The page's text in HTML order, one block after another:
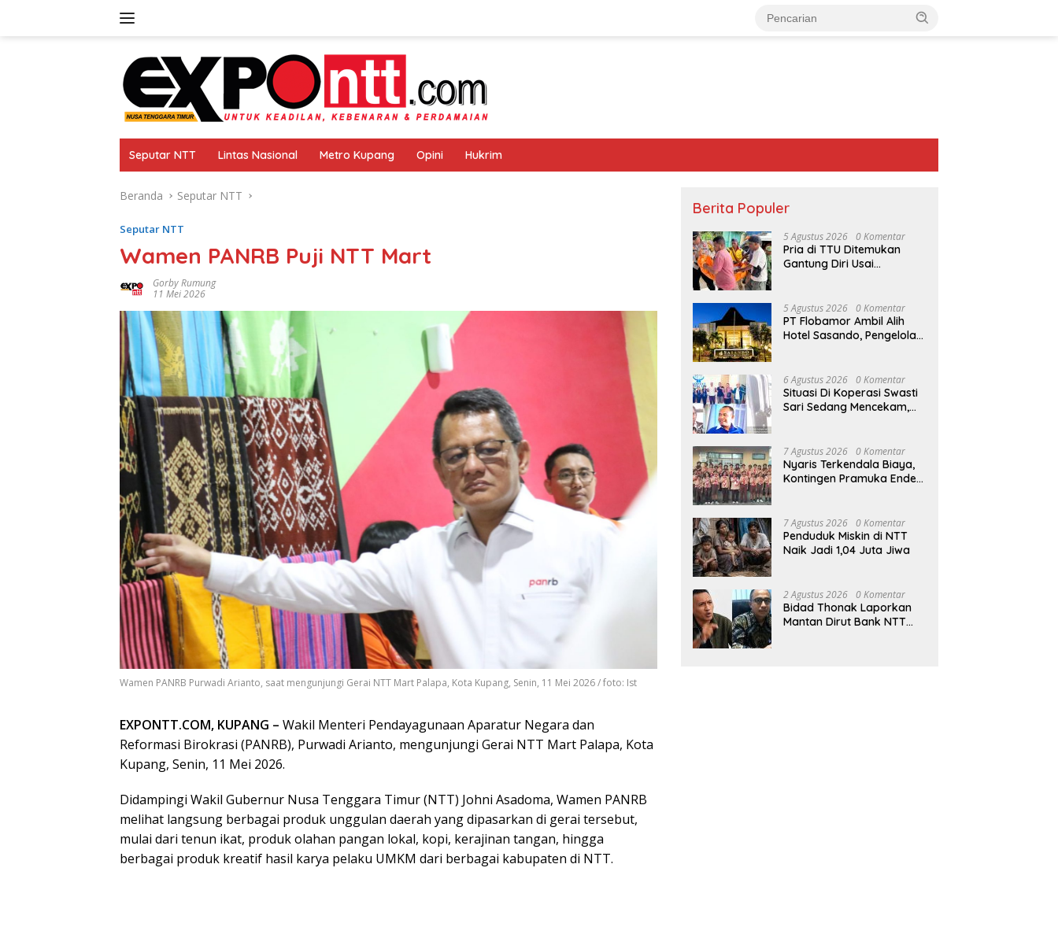
Seputar NTT Lintas Nasional Metro Kupang Opini Hukrim
Beranda Seputar NTT
Seputar NTT
Wamen PANRB Puji NTT Mart
Gorby Rumung
11 Mei 2026
Wamen PANRB Purwadi Arianto, saat mengunjungi Gerai NTT Mart Palapa, Kota Kupang, Senin, 11 Mei 2026 / foto: Ist
EXPONTT.COM, KUPANG – Wakil Menteri Pendayagunaan Aparatur Negara dan
Reformasi Birokrasi (PANRB), Purwadi Arianto, mengunjungi Gerai NTT Mart Palapa, Kota
Kupang, Senin, 11 Mei 2026.
Didampingi Wakil Gubernur Nusa Tenggara Timur (NTT) Johni Asadoma, Wamen PANRB
melihat langsung berbagai produk unggulan daerah yang dipasarkan di gerai tersebut,
mulai dari tenun ikat, produk olahan pangan lokal, kopi, kerajinan tangan, hingga
berbagai produk kreatif hasil karya pelaku UMKM dari berbagai kabupaten di NTT.
Berita Populer
5 Agustus 2026 0 Komentar
Pria di TTU Ditemukan
Gantung Diri Usai
5 Agustus 2026 0 Komentar
PT Flobamor Ambil Alih
Hotel Sasando, Pengelola
Pemprov NTT
6 Agustus 2026 0 Komentar
Situasi Di Koperasi Swasti
Sari Sedang Mencekam,
7 Agustus 2026 0 Komentar
Nyaris Terkendala Biaya,
Kontingen Pramuka Ende
Jakarta
7 Agustus 2026 0 Komentar
Penduduk Miskin di NTT
Naik Jadi 1,04 Juta Jiwa
2 Agustus 2026 0 Komentar
Bidad Thonak Laporkan
Mantan Dirut Bank NTT